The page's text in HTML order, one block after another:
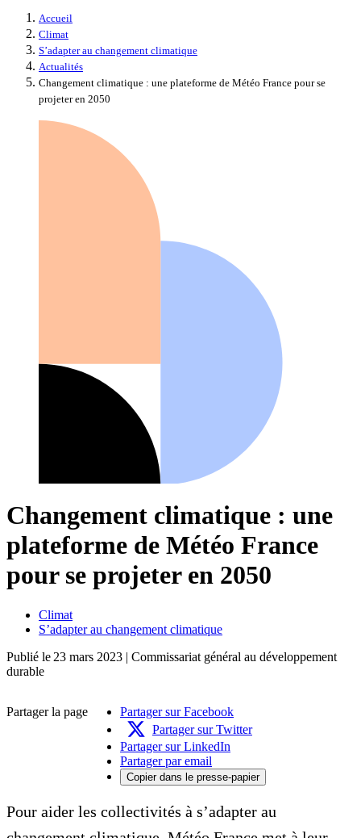
Accueil
Climat
S’adapter au changement climatique
Actualités
Changement climatique : une plateforme de Météo France pour se
projeter en 2050
Changement climatique : une
plateforme de Météo France
pour se projeter en 2050
Climat
S’adapter au changement climatique
Publié le 23 mars 2023 | Commissariat général au développement
durable
Partager la page
Partager sur Facebook
Partager sur Twitter
Partager sur LinkedIn
Partager par email
Copier dans le presse-papier
Pour aider les collectivités à s’adapter au